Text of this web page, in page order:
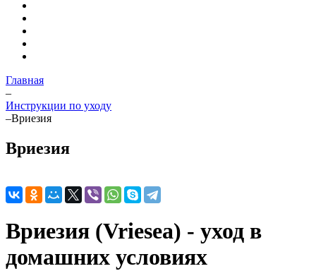
Главная
–
Инструкции по уходу
–Вриезия
Вриезия
Вриезия (Vriesea) - уход в
домашних условиях